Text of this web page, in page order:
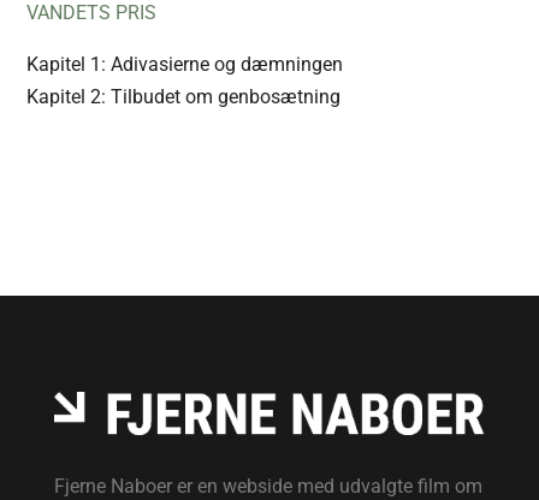
VANDETS PRIS
Kapitel 1:Adivasierne og dæmningen
Kapitel 2:Tilbudet om genbosætning
Fjerne Naboer er en webside med udvalgte film om